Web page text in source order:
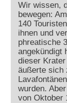
Wir wissen,
bewegen:
140
ihnen und
phreatische
angekündigt
dieser
äußerte sich
wurden.
von Oktober